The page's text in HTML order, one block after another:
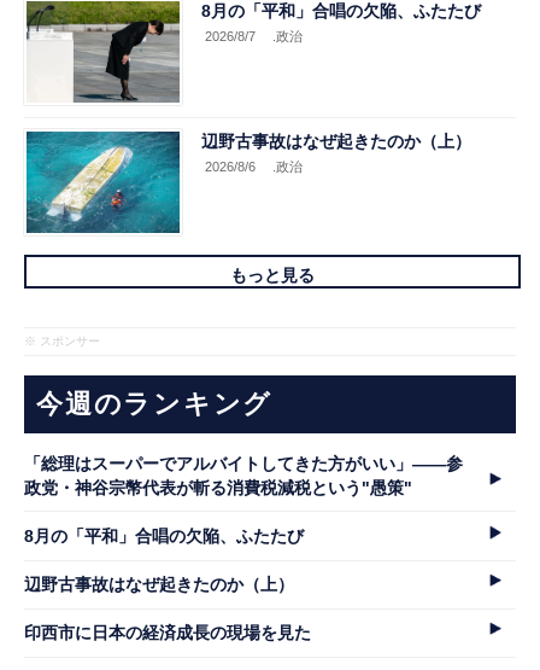
8月の「平和」合唱の欠陥、ふたたび
2026/8/7 .政治
辺野古事故はなぜ起きたのか（上）
2026/8/6 .政治
もっと見る
※ スポンサー
今週のランキング
「総理はスーパーでアルバイトしてきた方がいい」――参
政党・神谷宗幣代表が斬る消費税減税という"愚策"
8月の「平和」合唱の欠陥、ふたたび
辺野古事故はなぜ起きたのか（上）
印西市に日本の経済成長の現場を見た